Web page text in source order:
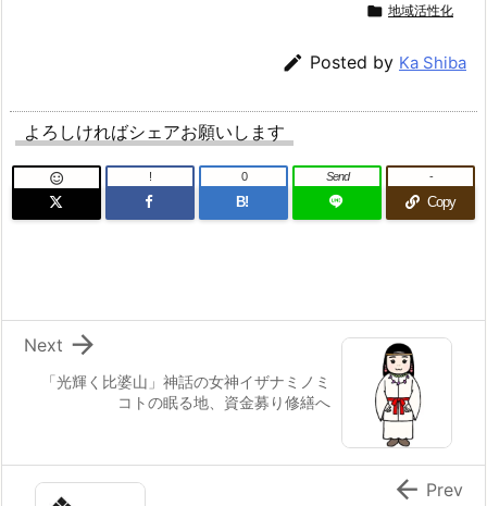
 地域活性化
 Posted by Ka Shiba
よろしければシェアお願いします
 !
B!
0 Send
Copy
-
「光輝く比婆山」神話の女神イザナミノミ
コトの眠る地、資金募り修繕へ

Next
 Prev